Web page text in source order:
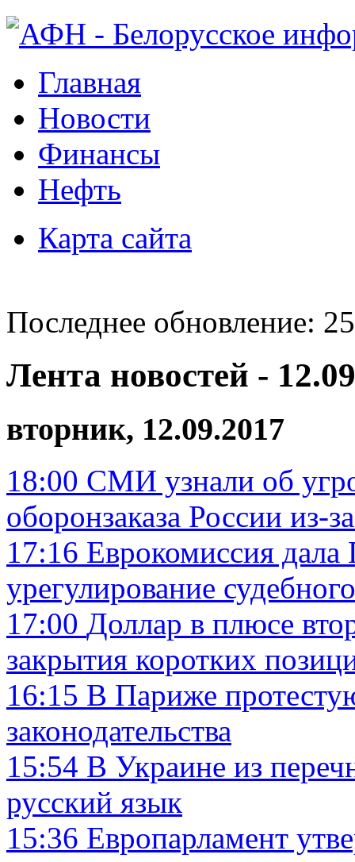
Главная
Новости
Финансы
Нефть
Карта сайта
Последнее обновление:
Лента новостей -
вторник, 12.09.2017
18:00 СМИ узнали об
оборонзаказа России
17:16 Еврокомиссия
урегулирование
17:00 Доллар в плюсе
закрытия коротких
16:15 В Париже
законодательства
15:54 В Украине из
русский язык
15:36 Европарламент